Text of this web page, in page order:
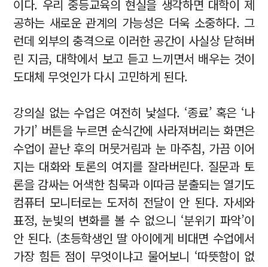
이다. 우리 중등교육의 현실을 생각하면 대학이 제
공하는 새로운 관계의 가능성은 더욱 소중하다. 그
런데 외부의 충격으로 이러한 공간이 사실상 닫혀버
린 지금, 대학에서 보고 듣고 느끼면서 배우는 것이
도대체 무엇인가 다시 고민하게 된다.
강의실 없는 수업은 여전히 낯설다. ‘종료’ 혹은 ‘나
가기’ 버튼을 누르면 순식간에 사라져버리는 화면은
수업이 끝난 후의 머뭇거림과 눈 마주침, 가끔 이어
지는 대화와 토론의 여지를 잘라버린다. 질문과 토
론을 감싸는 어색한 침묵과 이따금 분출되는 열기도
컴퓨터 모니터로는 도저히 전달이 안 된다. 자세와
표정, 눈빛의 변화를 볼 수 없으니 ‘분위기 파악’이
안 된다. (초등학생인 딸 아이에게 비대면 수업에서
가장 힘든 점이 무엇이냐고 물어보니 ‘따뜻함이 없